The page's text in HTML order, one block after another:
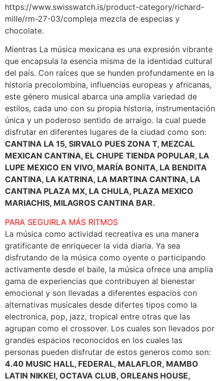
https://www.swisswatch.is/product-category/richard-
mille/rm-27-03/compleja mezcla de especias y
chocolate.
Mientras La música mexicana es una expresión vibrante
que encapsula la esencia misma de la identidad cultural
del país. Con raíces que se hunden profundamente en la
historia precolombina, influencias europeas y africanas,
este género musical abarca una amplia variedad de
estilos, cada uno con su propia historia, instrumentación
única y un poderoso sentido de arraigo. la cual puede
disfrutar en diferentes lugares de la ciudad como son:
CANTINA LA 15, SIRVALO PUES ZONA T, MEZCAL
MEXICAN CANTINA, EL CHUPE TIENDA POPULAR, LA
LUPE MEXICO EN VIVO, MARÍA BONITA, LA BENDITA
CANTINA, LA KATRINA, LA MARTINA CANTINA, LA
CANTINA PLAZA MX, LA CHULA, PLAZA MEXICO
MARIACHIS, MILAGROS CANTINA BAR.
PARA SEGUIRLA MÁS RITMOS
La música como actividad recreativa es una manera
gratificante de enriquecer la vida diaria. Ya sea
disfrutando de la música como oyente o participando
activamente desde el baile, la música ofrece una amplia
gama de experiencias que contribuyen al bienestar
emocional y son llevadas a diferentes espacios con
alternativas musicales desde difertes tipos como la
electronica, pop, jazz, tropical entre otras que las
agrupan como el crossover. Los cuales son llevados por
grandes espacios reconocidos en los cuales las
personas pueden disfrutar de estos generos como son:
4.40 MUSIC HALL, FEDERAL, MALAFLOR, MAMBO
LATIN NIKKEI, OCTAVA CLUB, ORLEANS HOUSE,